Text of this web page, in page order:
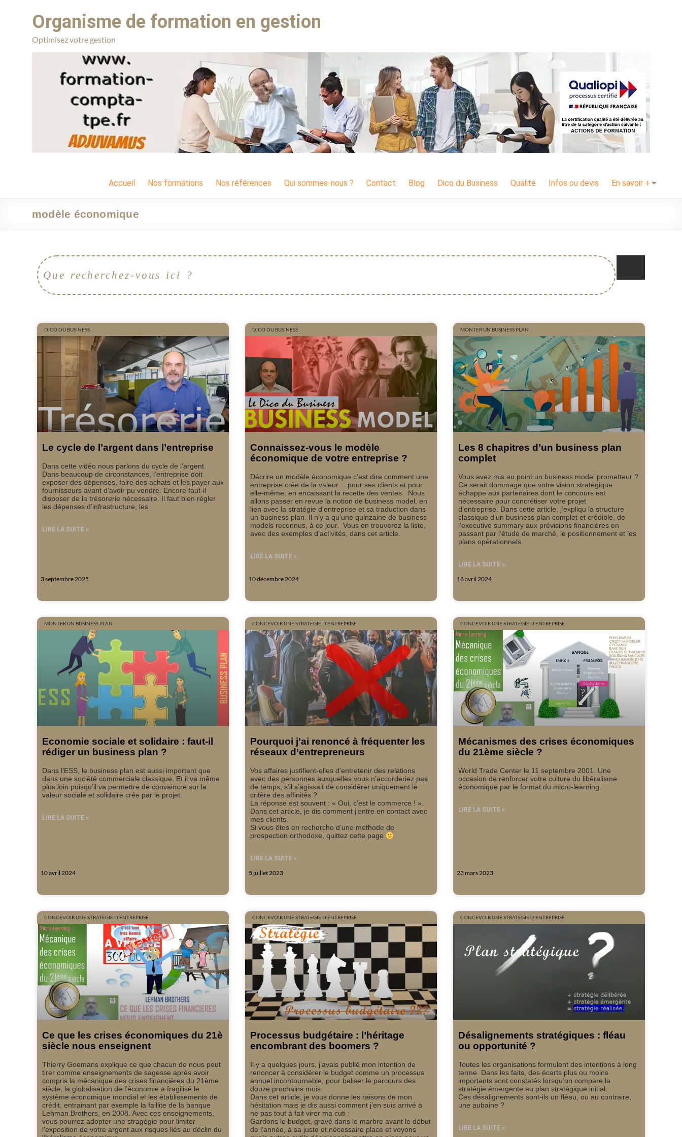
Organisme de formation en gestion
Optimisez votre gestion
Accueil Nos formations Nos références Qui sommes-nous ? Contact Blog Dico du Business Qualité Infos ou devis En savoir +
modèle économique
DICO DU BUSINESS
Le cycle de l’argent dans l’entreprise
Dans cette vidéo nous parlons du cycle de l’argent.
Dans beaucoup de circonstances, l’entreprise doit
exposer des dépenses, faire des achats et les payer aux
fournisseurs avant d’avoir pu vendre. Encore faut-il
disposer de la trésorerie nécessaire. Il faut bien régler
les dépenses d’infrastructure, les
LIRE LA SUITE »
3 septembre 2025
DICO DU BUSINESS
Connaissez-vous le modèle
économique de votre entreprise ?
Décrire un modèle économique c’est dire comment une
entreprise crée de la valeur… pour ses clients et pour
elle-même, en encaissant la recette des ventes. Nous
allons passer en revue la notion de business model, en
lien avec la stratégie d’entreprise et sa traduction dans
un business plan. Il n’y a qu’une quinzaine de business
models reconnus, à ce jour. Vous en trouverez la liste,
avec des exemples d’activités, dans cet article.
LIRE LA SUITE »
10 décembre 2024
MONTER UN BUSINESS PLAN
Les 8 chapitres d’un business plan
complet
Vous avez mis au point un business model prometteur ?
Ce serait dommage que votre vision stratégique
échappe aux partenaires dont le concours est
nécessaire pour concrétiser votre projet
d’entreprise. Dans cette article, j’expliqu la structure
classique d’un business plan complet et crédible, de
l’executive summary aux prévisions financières en
passant par l’étude de marché, le positionnement et les
plans opérationnels.
LIRE LA SUITE »
18 avril 2024
MONTER UN BUSINESS PLAN
Economie sociale et solidaire : faut-il
rédiger un business plan ?
Dans l’ESS, le business plan est aussi important que
dans une société commerciale classique. Et il va même
plus loin puisqu’il va permettre de convaincre sur la
valeur sociale et solidaire crée par le projet.
LIRE LA SUITE »
10 avril 2024
CONCEVOIR UNE STRATÉGIE D'ENTREPRISE
Pourquoi j’ai renoncé à fréquenter les
réseaux d’entrepreneurs
Vos affaires justifient-elles d’entretenir des relations
avec des personnes auxquelles vous n’accorderiez pas
de temps, s’il s’agissait de considérer uniquement le
critère des affinités ?
La réponse est souvent : « Oui, c’est le commerce ! ».
Dans cet article, je dis comment j’entre en contact avec
mes clients.
Si vous êtes en recherche d’une méthode de
prospection orthodoxe, quittez cette page
LIRE LA SUITE »
5 juillet 2023
CONCEVOIR UNE STRATÉGIE D'ENTREPRISE
Mécanismes des crises économiques
du 21ème siècle ?
World Trade Center le 11 septembre 2001. Une
occasion de renforcer votre culture du libéralisme
économique par le format du micro-learning.
LIRE LA SUITE »
23 mars 2023
CONCEVOIR UNE STRATÉGIE D'ENTREPRISE
Ce que les crises économiques du 21è
siècle nous enseignent
Thierry Goemans explique ce que chacun de nous peut
tirer comme enseignements de sagesse après avoir
compris la mécanique des crises financières du 21ème
siècle; la globalisation de l’économie a fragilisé le
système économique mondial et les établissements de
crédit, entrainant par exemple la faillite de la banque
Lehman Brothers, en 2008. Avec ces enseignements,
vous pourrez adopter une stragégie pour limiter
l’exposition de votre argent aux risques liés au déclin du
CONCEVOIR UNE STRATÉGIE D'ENTREPRISE
Processus budgétaire : l’héritage
encombrant des boomers ?
Il y a quelques jours, j’avais publié mon intention de
renoncer à considérer le budget comme un processus
annuel incontournable, pour baliser le parcours des
douze prochains mois.
Dans cet article, je vous donne les raisons de mon
hésitation mais je dis aussi comment j’en suis arrivé à
ne pas tout à fait virer ma cuti :
Gardons le budget, gravé dans le marbre avant le début
de l’année, à sa juste et nécessaire place et voyons
CONCEVOIR UNE STRATÉGIE D'ENTREPRISE
Désalignements stratégiques : fléau
ou opportunité ?
Toutes les organisations formulent des intentions à long
terme. Dans les faits, des écarts plus ou moins
importants sont constatés lorsqu’on compare la
stratégie émergente au plan stratégique initial.
Ces désalignements sont-ils un fléau, ou au contraire,
une aubaine ?
LIRE LA SUITE »